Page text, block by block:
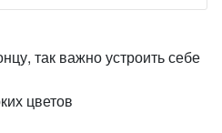
так важно устроить себе
цветов